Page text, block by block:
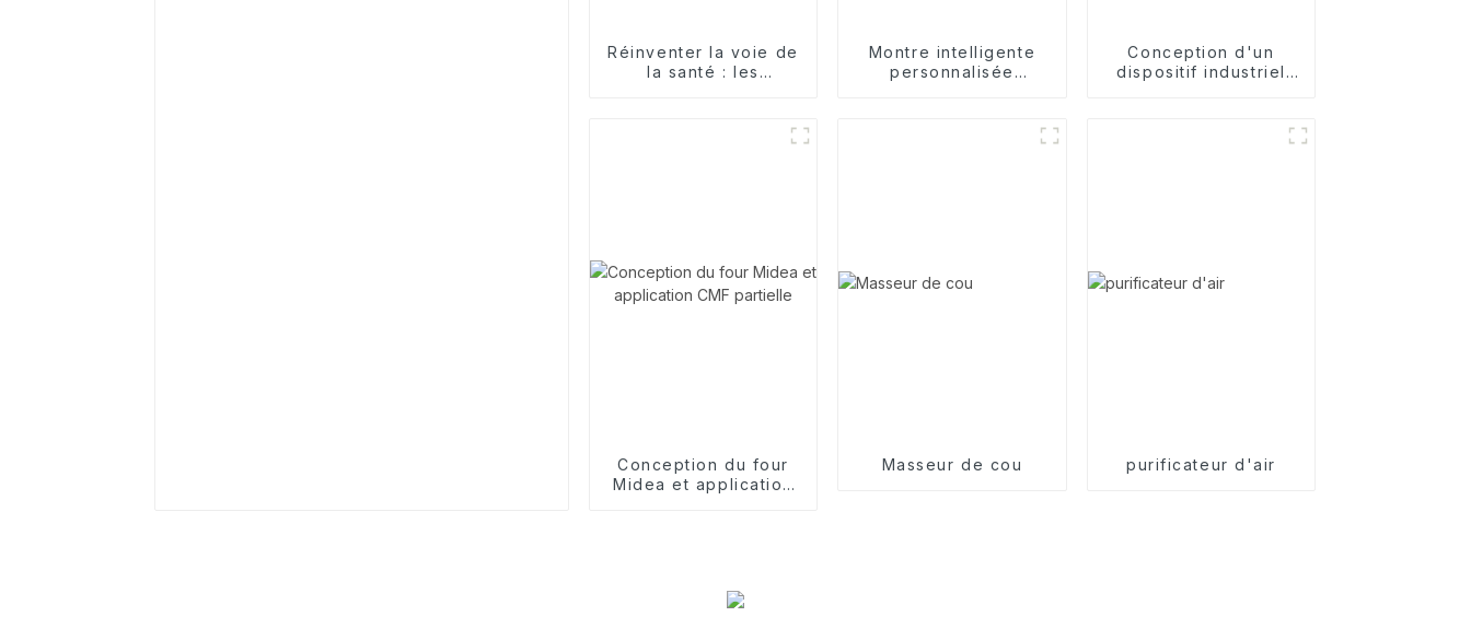
Réinventer la voie de
la santé : les
Montre intelligente
personnalisée
Conception d'un
dispositif industriel
Conception du four
Midea et application
Masseur de cou purificateur d'air